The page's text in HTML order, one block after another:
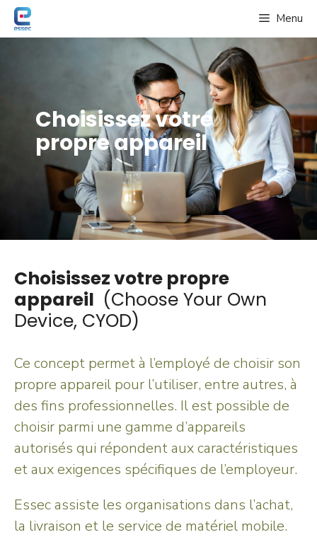
Aller
Menu
Choisissez votre
propre appareil
Choisissez votre propre
appareil (Choose Your Own
Device, CYOD)
Ce concept permet à l’employé de choisir son
propre appareil pour l’utiliser, entre autres, à
des fins professionnelles. Il est possible de
choisir parmi une gamme d’appareils
autorisés qui répondent aux caractéristiques
et aux exigences spécifiques de l’employeur.
Essec assiste les organisations dans l’achat,
la livraison et le service de matériel mobile.